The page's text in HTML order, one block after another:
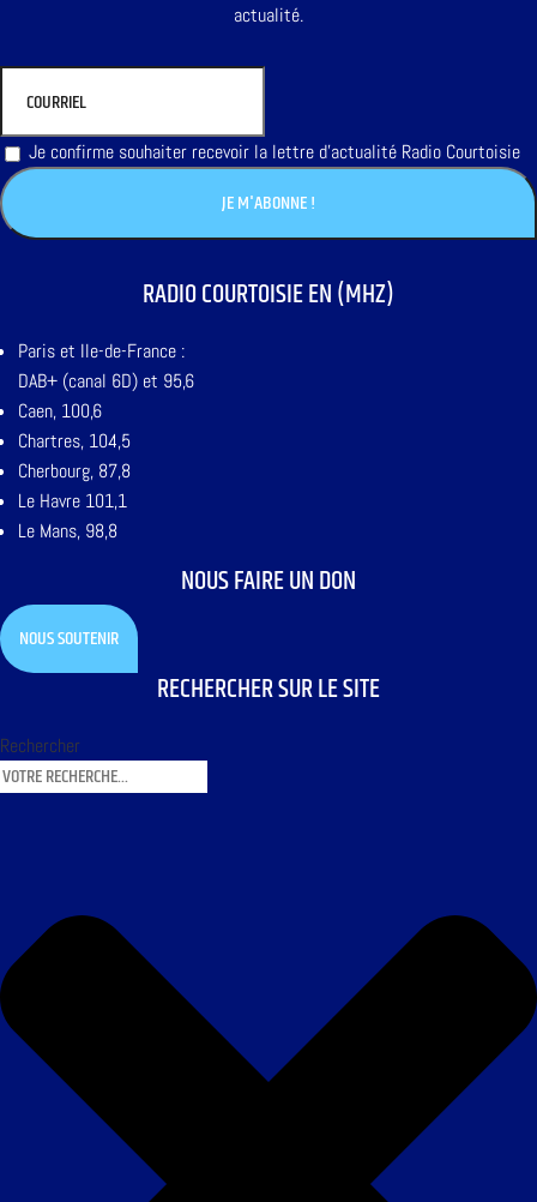
actualité.
Je confirme souhaiter recevoir la lettre d'actualité Radio Courtoisie
RADIO COURTOISIE EN (MHZ)
Paris et Ile-de-France :
DAB+ (canal 6D) et 95,6
Caen, 100,6
Chartres, 104,5
Cherbourg, 87,8
Le Havre 101,1
Le Mans, 98,8
NOUS FAIRE UN DON
NOUS SOUTENIR
RECHERCHER SUR LE SITE
Rechercher